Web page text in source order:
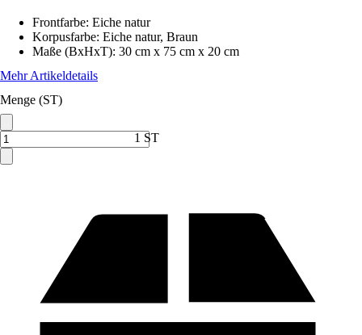
Frontfarbe: Eiche natur
Korpusfarbe: Eiche natur, Braun
Maße (BxHxT): 30 cm x 75 cm x 20 cm
Mehr Artikeldetails
Menge (ST)
1 ST